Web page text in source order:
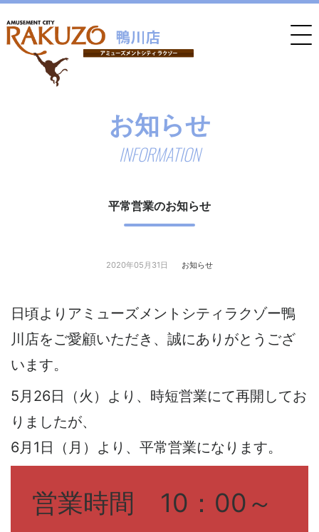
お知らせ
INFORMATION
平常営業のお知らせ
2020年05月31日 お知らせ
日頃よりアミューズメントシティラクゾー鴨
川店をご愛顧いただき、誠にありがとうござ
います。
5月26日（火）より、時短営業にて再開してお
りましたが、
6月1日（月）より、平常営業になります。
営業時間 10：00～